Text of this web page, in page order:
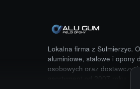
Lokalna firma z Sulmierzyc.
aluminiowe, stalowe i opony
osobowych oraz
asortyment od 2007 roku.